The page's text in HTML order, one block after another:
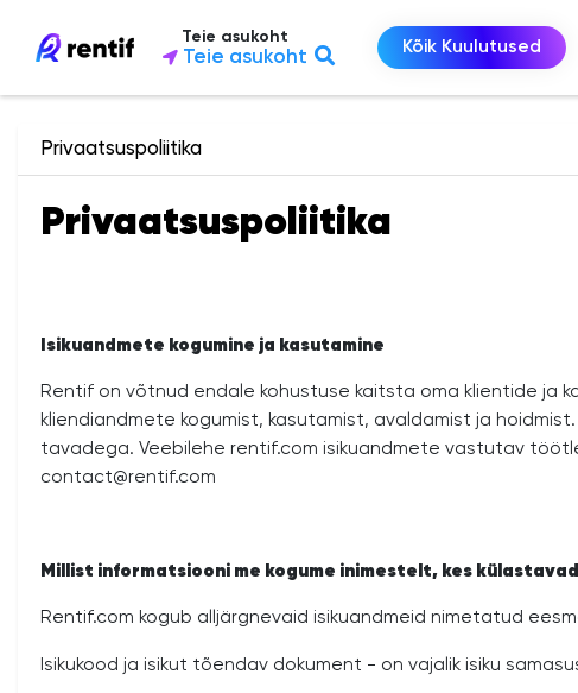
Teie asukoht
Teie asukoht
Kõik Kuulutused
Privaatsuspoliitika
Privaatsuspoliitika
Isikuandmete kogumine ja kasutamine
Rentif on võtnud endale kohustuse kaitsta oma klientide ja
kliendiandmete kogumist, kasutamist, avaldamist ja
tavadega. Veebilehe rentif.com isikuandmete vastutav
contact@rentif.com
Millist informatsiooni me kogume inimestelt, kes
Rentif.com kogub alljärgnevaid isikuandmeid nimetatud
Isikukood ja isikut tõendav dokument - on vajalik isiku